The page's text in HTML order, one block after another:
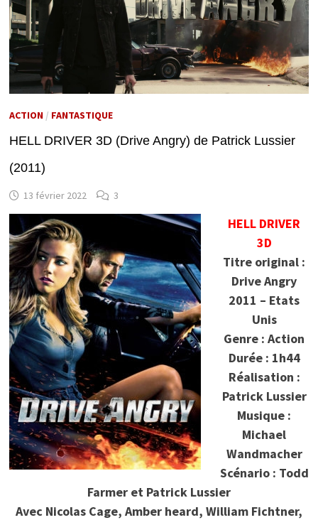
ACTION/ FANTASTIQUE
HELL DRIVER 3D (Drive Angry) de Patrick Lussier
(2011)
13 février 2022 3
HELL DRIVER
3D
Titre original :
Drive Angry
2011 – Etats
Unis
Genre : Action
Durée : 1h44
Réalisation :
Patrick Lussier
Musique :
Michael
Wandmacher
Scénario : Todd
Farmer et Patrick Lussier
Avec Nicolas Cage, Amber heard, William Fichtner,